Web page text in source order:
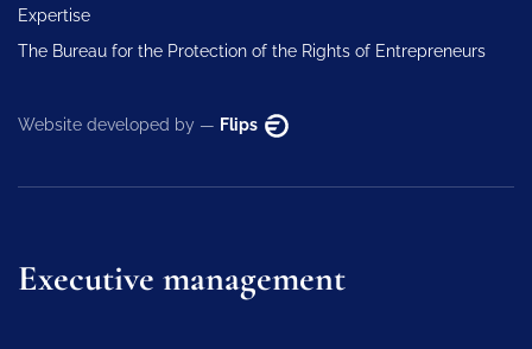
Expertise
The Bureau for the Protection of the Rights of Entrepreneurs
Website developed by — Flips
Executive management